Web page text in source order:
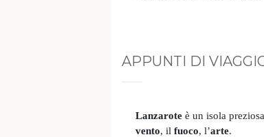
APPUNTI DI
Lanzarote è un isola
vento, il fuoco, l’arte.